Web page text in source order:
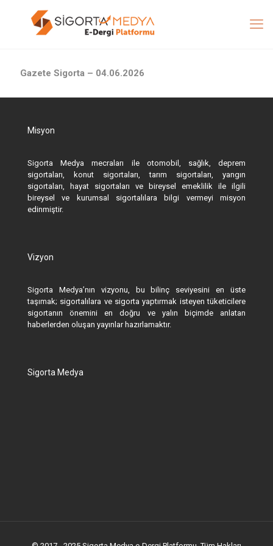
Gazete Sigorta – 04.06.2026
Misyon
Sigorta Medya mecraları ile otomobil, sağlık, deprem
sigortaları, konut sigortaları, tarım sigortaları, yangın
sigortaları, hayat sigortaları ve bireysel emeklilik ile ilgili
bireysel ve kurumsal sigortalılara bilgi vermeyi misyon
edinmiştir.
Vizyon
Sigorta Medya’nın vizyonu, bu bilinç seviyesini en üste
taşımak; sigortalılara ve sigorta yaptırmak isteyen tüketicilere
sigortanın önemini en doğru ve yalın biçimde anlatan
haberlerden oluşan yayınlar hazırlamaktır.
Sigorta Medya